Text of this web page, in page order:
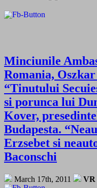
Minciunile
Romania,
“Tinutului
si porunca lui
Kover,
Budapesta.
Erzsebet si
Baconschi
March 17th, 2011 VR